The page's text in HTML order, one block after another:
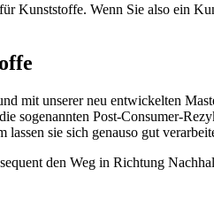
Kunststoffe. Wenn Sie also ein
mit unserer neu entwickelten
sogenannten Post-Consumer-
sie sich genauso gut
den Weg in Richtung